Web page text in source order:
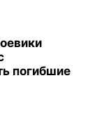
погибшие